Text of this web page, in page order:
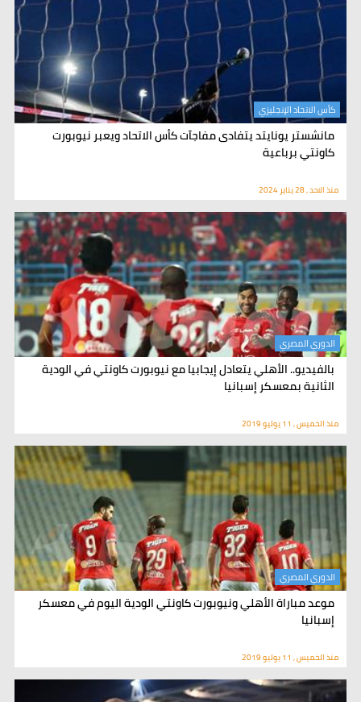
مانشستر يونايتد يتفادى مفاجآت كأس الاتحاد ويعبر نيوبورت
كاونتي برباعية
كأس الاتحاد الإنجليزي
منذ الاحد , 28 يناير 2024
بالفيديو.. الأهلي يتعادل إيجابيا مع نيوبورت كاونتي في الودية
الثانية بمعسكر إسبانيا
الدوري المصري
منذ الخميس , 11 يوليو 2019
موعد مباراة الأهلي ونيوبورت كاونتي الودية اليوم في معسكر
إسبانيا
الدوري المصري
منذ الخميس , 11 يوليو 2019